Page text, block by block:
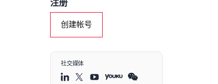
注册
创建帐号
社交媒体